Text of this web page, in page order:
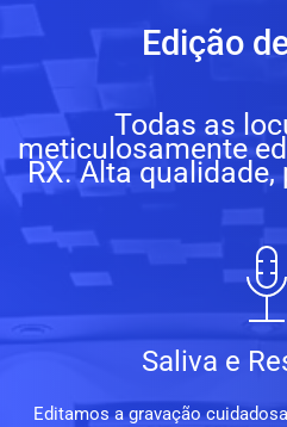
Edição
Todas as
meticulosamente
RX. Alta qualidade,
Saliva e
Editamos a gravação